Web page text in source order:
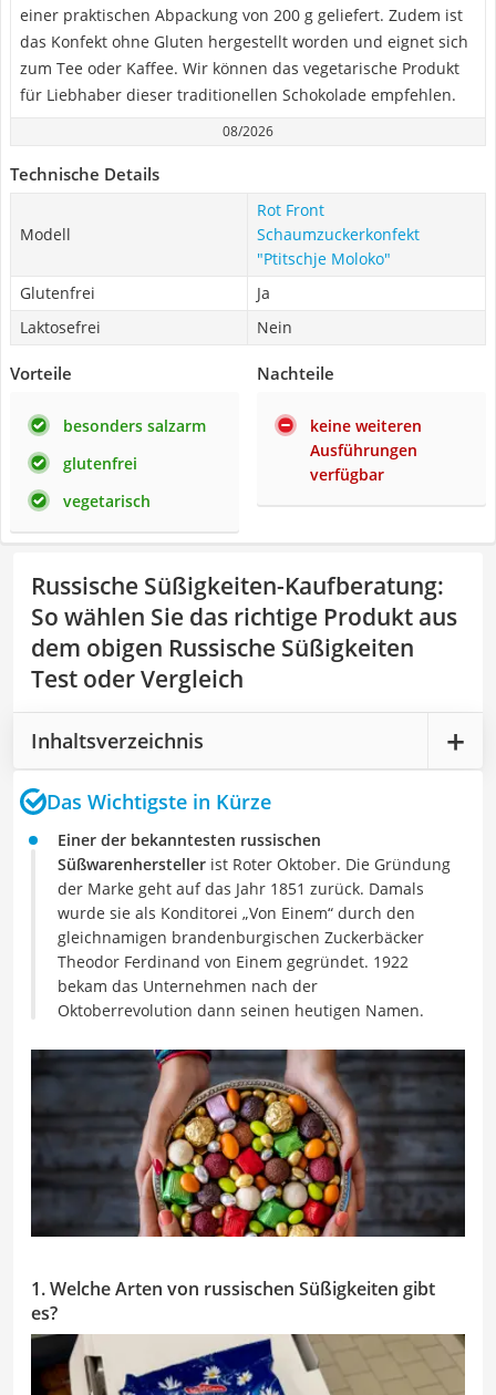
einer praktischen Abpackung von 200 g geliefert. Zudem ist
das Konfekt ohne Gluten hergestellt worden und eignet sich
zum Tee oder Kaffee. Wir können das vegetarische Produkt
für Liebhaber dieser traditionellen Schokolade empfehlen.
08/2026
Technische Details
Modell
Rot Front
Schaumzuckerkonfekt
"Ptitschje Moloko"
Glutenfrei
Ja
Laktosefrei
Nein
Vorteile
besonders salzarm
glutenfrei
vegetarisch
Nachteile
keine weiteren
Ausführungen
verfügbar
Russische Süßigkeiten-Kaufberatung:
So wählen Sie das richtige Produkt aus
dem obigen Russische Süßigkeiten
Test oder Vergleich
Inhaltsverzeichnis
Das Wichtigste in Kürze
Einer der bekanntesten russischen
Süßwarenhersteller ist Roter Oktober. Die Gründung
der Marke geht auf das Jahr 1851 zurück. Damals
wurde sie als Konditorei „Von Einem“ durch den
gleichnamigen brandenburgischen Zuckerbäcker
Theodor Ferdinand von Einem gegründet. 1922
bekam das Unternehmen nach der
Oktoberrevolution dann seinen heutigen Namen.
1. Welche Arten von russischen Süßigkeiten gibt
es?